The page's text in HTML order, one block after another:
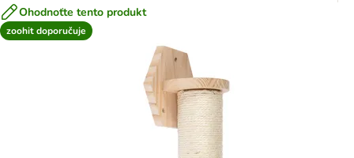
Ohodnoťte tento produkt
zoohit doporučuje